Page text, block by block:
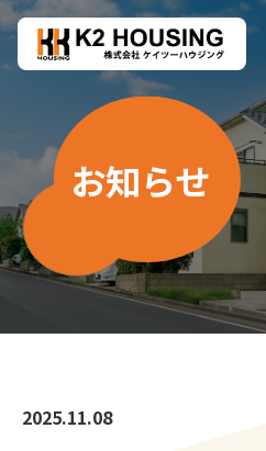
お知らせ
2025.11.08